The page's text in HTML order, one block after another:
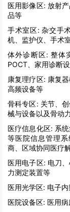
医用影像区: 放射
品等
手术室区: 杂交手
机、监护仪、手术
体外诊断区: 整体
POCT、家用诊断
康复理疗区: 康复
高频设备等
骨科专区: 关节、
械与设备以及骨动
医疗信息化区: 系
等医院信息管理
商、区域协同医疗
医用电子区: 电刀
力测定装置等
医用光学区: 电子
医院设备区: 医用